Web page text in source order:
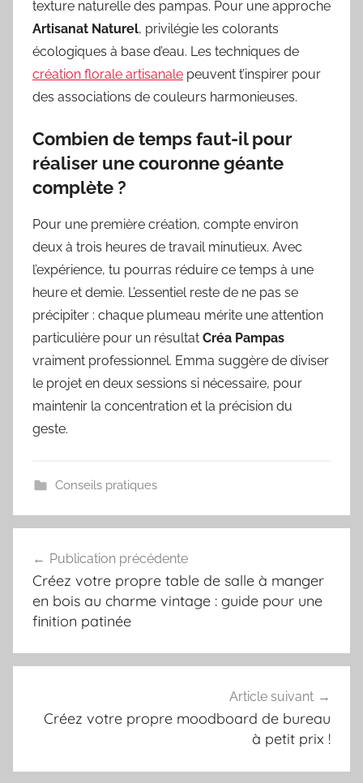
texture naturelle des pampas. Pour une approche
Artisanat Naturel, privilégie les colorants
écologiques à base d’eau. Les techniques de
création florale artisanale peuvent t’inspirer pour
des associations de couleurs harmonieuses.
Combien de temps faut-il pour
réaliser une couronne géante
complète ?
Pour une première création, compte environ
deux à trois heures de travail minutieux. Avec
l’expérience, tu pourras réduire ce temps à une
heure et demie. L’essentiel reste de ne pas se
précipiter : chaque plumeau mérite une attention
particulière pour un résultat Créa Pampas
vraiment professionnel. Emma suggère de diviser
le projet en deux sessions si nécessaire, pour
maintenir la concentration et la précision du
geste.
Conseils pratiques
de
l’article
Publication précédente
Créez votre propre table de salle à manger
en bois au charme vintage : guide pour une
finition patinée
Article suivant
Créez votre propre moodboard de bureau
à petit prix !